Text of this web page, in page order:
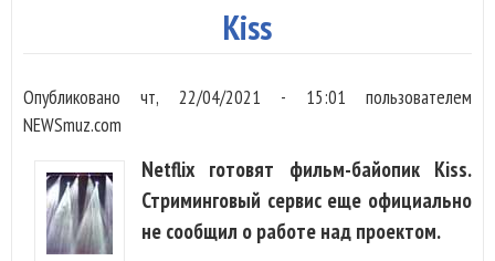
Kiss
Опубликованочт, 22/04/2021 - 15:01 пользователем
NEWSmuz.com
Netflix готовят фильм-байопик Kiss.
Стриминговый сервис еще официально
не сообщил о работе над проектом.